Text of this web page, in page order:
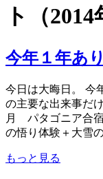
ト（2014
今年１年あ
今日は大晦日。 今
の主要な出来事だ
月 パタゴニア合
の悟り体験＋大雪
もっと見る